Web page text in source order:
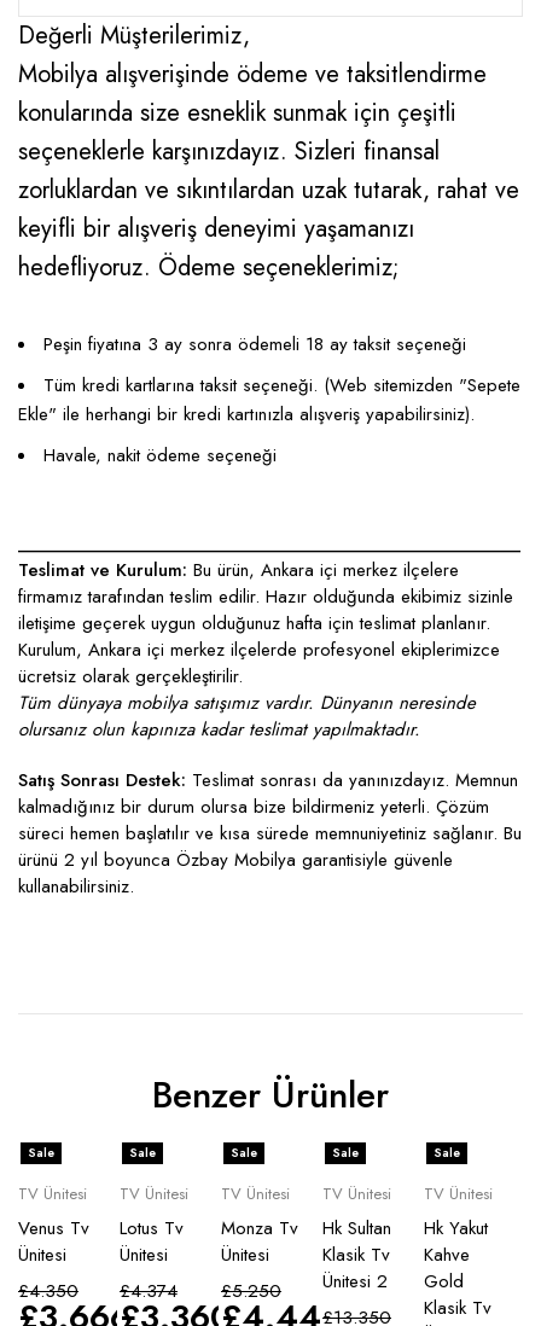
Değerli Müşterilerimiz,
Mobilya alışverişinde ödeme ve taksitlendirme
konularında size esneklik sunmak için çeşitli
seçeneklerle karşınızdayız. Sizleri finansal
zorluklardan ve sıkıntılardan uzak tutarak, rahat ve
keyifli bir alışveriş deneyimi yaşamanızı
hedefliyoruz. Ödeme seçeneklerimiz;
Peşin fiyatına 3 ay sonra ödemeli 18 ay taksit seçeneği
Tüm kredi kartlarına taksit seçeneği. (Web sitemizden "Sepete
Ekle" ile herhangi bir kredi kartınızla alışveriş yapabilirsiniz).
Havale, nakit ödeme seçeneği
____________________________________________________
Teslimat ve Kurulum: Bu ürün, Ankara içi merkez ilçelere
firmamız tarafından teslim edilir. Hazır olduğunda ekibimiz sizinle
iletişime geçerek uygun olduğunuz hafta için teslimat planlanır.
Kurulum, Ankara içi merkez ilçelerde profesyonel ekiplerimizce
ücretsiz olarak gerçekleştirilir.
Tüm dünyaya mobilya satışımız vardır. Dünyanın neresinde
olursanız olun kapınıza kadar teslimat yapılmaktadır.
Satış Sonrası Destek: Teslimat sonrası da yanınızdayız. Memnun
kalmadığınız bir durum olursa bize bildirmeniz yeterli. Çözüm
süreci hemen başlatılır ve kısa sürede memnuniyetiniz sağlanır. Bu
ürünü 2 yıl boyunca Özbay Mobilya garantisiyle güvenle
kullanabilirsiniz.
Benzer Ürünler
Sale
TV Ünitesi
Venus Tv
Ünitesi
£4.350
Sale
TV Ünitesi
Lotus Tv
Ünitesi
£4.374
Sale
TV Ünitesi
Monza Tv
Ünitesi
£5.250
Sale
TV Ünitesi
Hk Sultan
Klasik Tv
Ünitesi 2
£13.350
Sale
TV Ünitesi
Hk Yakut
Kahve
Gold
Klasik Tv